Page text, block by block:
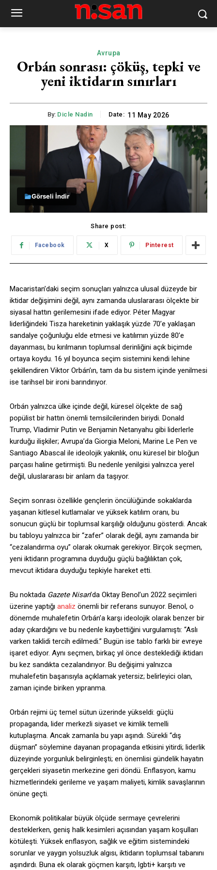
Avrupa
Orbán sonrası: çöküş, tepki ve
yeni iktidarın sınırları
By: Dicle Nadin Date: 11 May 2026
Görseli İndir
Share post:
Facebook X Pinterest
Macaristan’daki seçim sonuçları yalnızca ulusal düzeyde bir
iktidar değişimini değil, aynı zamanda uluslararası ölçekte bir
siyasal hattın gerilemesini ifade ediyor. Péter Magyar
liderliğindeki Tisza hareketinin yaklaşık yüzde 70’e yaklaşan
sandalye çoğunluğu elde etmesi ve katılımın yüzde 80’e
dayanması, bu kırılmanın toplumsal derinliğini açık biçimde
ortaya koydu. 16 yıl boyunca seçim sistemini kendi lehine
şekillendiren Viktor Orbán’ın, tam da bu sistem içinde yenilmesi
ise tarihsel bir ironi barındırıyor.
Orbán yalnızca ülke içinde değil, küresel ölçekte de sağ
popülist bir hattın önemli temsilcilerinden biriydi. Donald
Trump, Vladimir Putin ve Benjamin Netanyahu gibi liderlerle
kurduğu ilişkiler; Avrupa’da Giorgia Meloni, Marine Le Pen ve
Santiago Abascal ile ideolojik yakınlık, onu küresel bir bloğun
parçası haline getirmişti. Bu nedenle yenilgisi yalnızca yerel
değil, uluslararası bir anlam da taşıyor.
Seçim sonrası özellikle gençlerin öncülüğünde sokaklarda
yaşanan kitlesel kutlamalar ve yüksek katılım oranı, bu
sonucun güçlü bir toplumsal karşılığı olduğunu gösterdi. Ancak
bu tabloyu yalnızca bir “zafer” olarak değil, aynı zamanda bir
“cezalandırma oyu” olarak okumak gerekiyor. Birçok seçmen,
yeni iktidarın programına duyduğu güçlü bağlılıktan çok,
mevcut iktidara duyduğu tepkiyle hareket etti.
Bu noktada Gazete Nisan’da Oktay Benol’un 2022 seçimleri
üzerine yaptığı analiz önemli bir referans sunuyor. Benol, o
dönemde muhalefetin Orbán’a karşı ideolojik olarak benzer bir
aday çıkardığını ve bu nedenle kaybettiğini vurgulamıştı: “Aslı
varken taklidi tercih edilmedi.” Bugün ise tablo farklı bir evreye
işaret ediyor. Aynı seçmen, birkaç yıl önce desteklediği iktidarı
bu kez sandıkta cezalandırıyor. Bu değişimi yalnızca
muhalefetin başarısıyla açıklamak yetersiz; belirleyici olan,
zaman içinde biriken yıpranma.
Orbán rejimi üç temel sütun üzerinde yükseldi: güçlü
propaganda, lider merkezli siyaset ve kimlik temelli
kutuplaşma. Ancak zamanla bu yapı aşındı. Sürekli “dış
düşman” söylemine dayanan propaganda etkisini yitirdi; liderlik
düzeyinde yorgunluk belirginleşti; en önemlisi gündelik hayatın
gerçekleri siyasetin merkezine geri döndü. Enflasyon, kamu
hizmetlerindeki gerileme ve yaşam maliyeti, kimlik savaşlarının
önüne geçti.
Ekonomik politikalar büyük ölçüde sermaye çevrelerini
desteklerken, geniş halk kesimleri açısından yaşam koşulları
kötüleşti. Yüksek enflasyon, sağlık ve eğitim sistemindeki
sorunlar ve yaygın yolsuzluk algısı, iktidarın toplumsal tabanını
aşındırdı. Buna ek olarak göçmen karşıtı, lgbti+ karşıtı ve